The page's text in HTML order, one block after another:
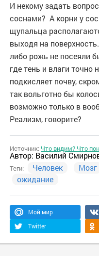
И некому задать
соснами? А корни у
щупальца
выходя на
либо рожь не посеяли
где тень и влаги точно
подкисляет почву,
так вольготно бы
возможно только в
Реализм, говорите?
Источник: Что видим? Что
Автор: Василий
Теги: Человек Мозг
ожидание
Мой мир
Twitter